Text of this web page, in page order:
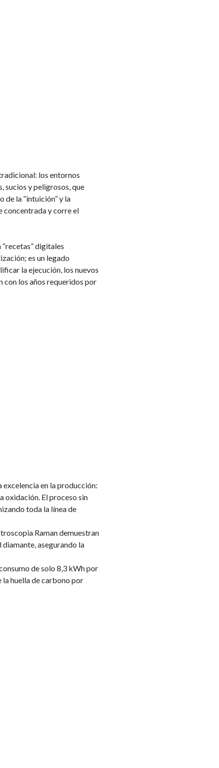
los entornos
sucios y peligrosos, que
de la “intuición” y la
concentrada y corre el
digitales
es un legado
la ejecución, los nuevos
con los años requeridos por
excelencia en la producción:
oxidación. El proceso sin
toda la línea de
Raman demuestran
asegurando la
de solo 8,3 kWh por
la huella de carbono por